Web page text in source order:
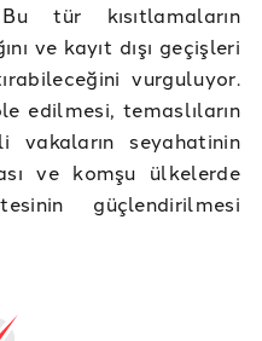
tür kısıtlamaların
ve kayıt dışı geçişleri
vurguluyor.
edilmesi, temaslıların
vakaların seyahatinin
ve komşu ülkelerde
güçlendirilmesi